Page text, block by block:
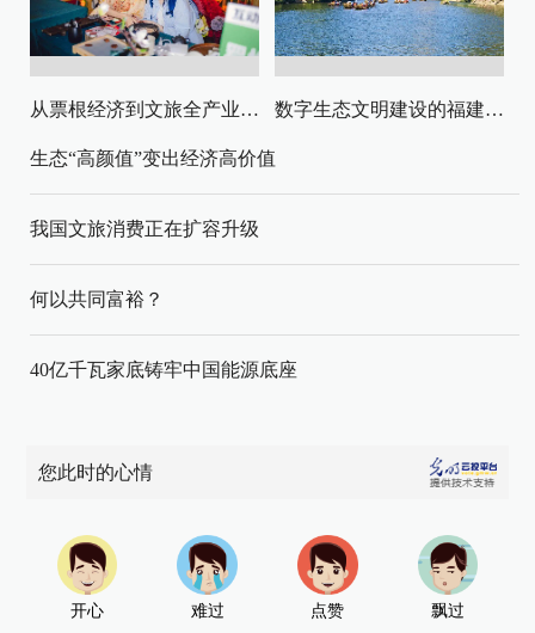
从票根经济到文旅全产业链升级 数字生态文明建设的福建路径与启示
生态“高颜值”变出经济高价值
我国文旅消费正在扩容升级
何以共同富裕？
40亿千瓦家底铸牢中国能源底座
您此时的心情
开心 难过 点赞 飘过